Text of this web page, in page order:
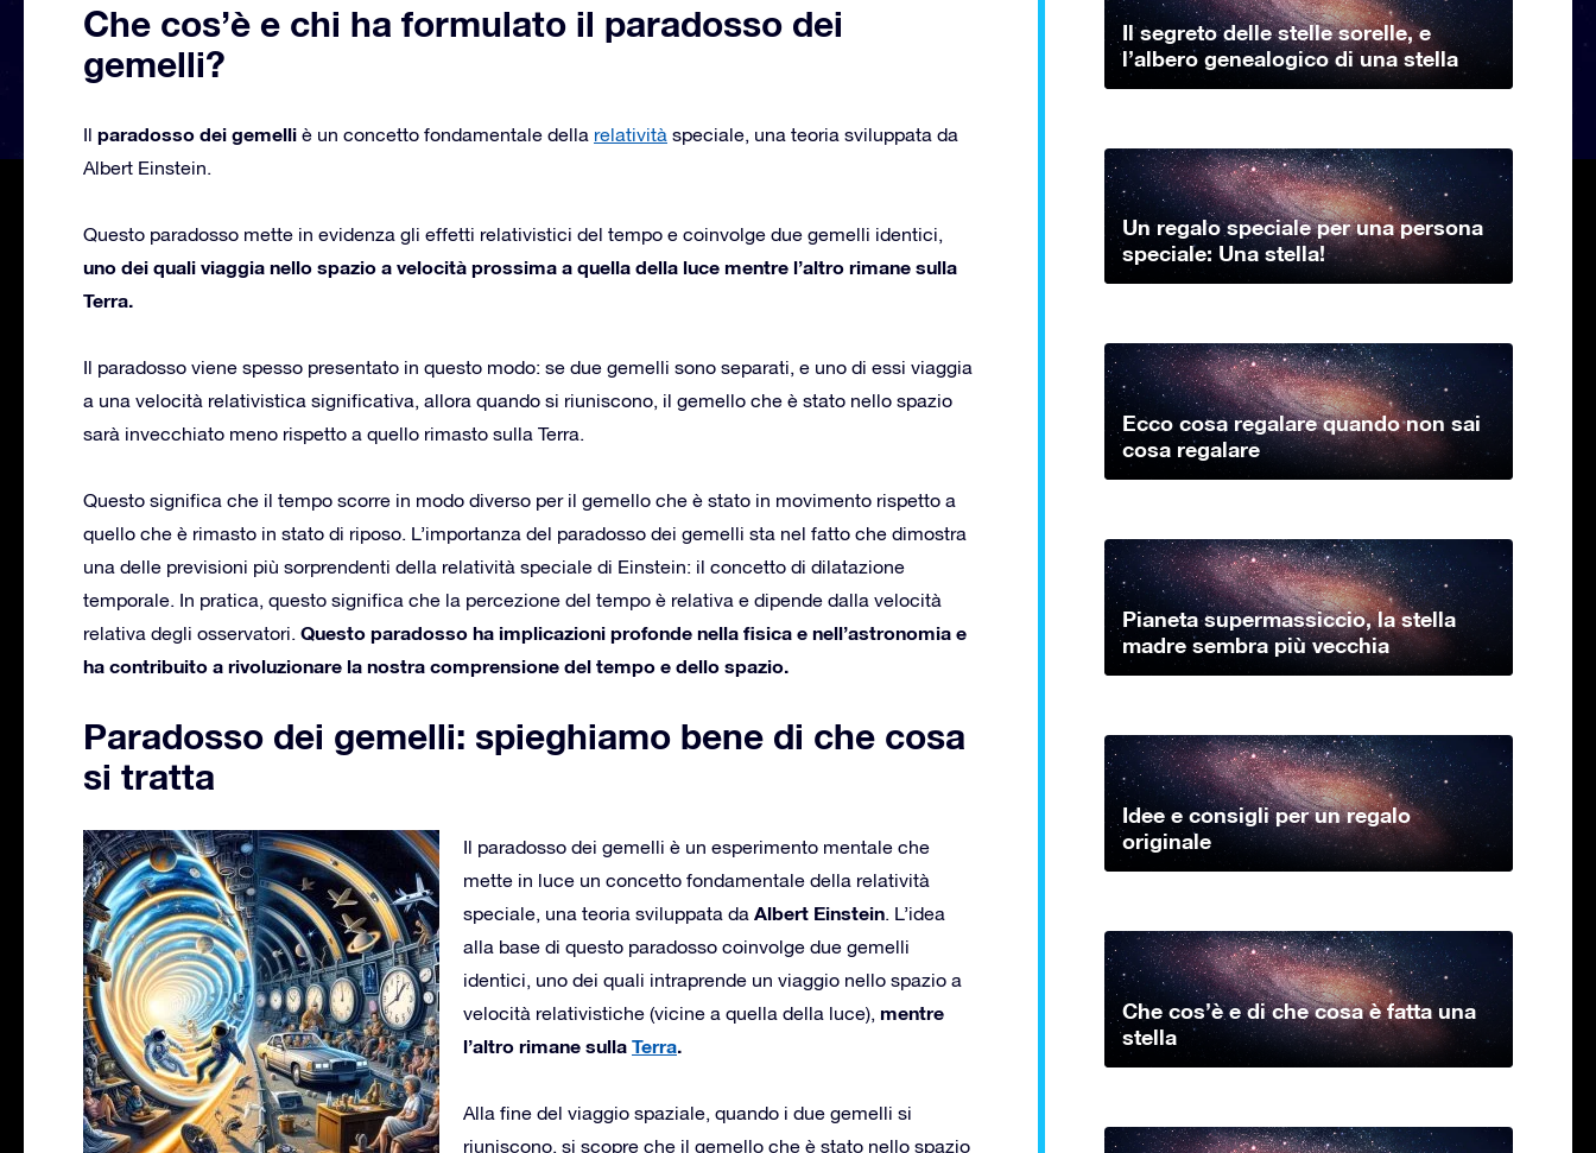
Che cos’è e chi ha formulato il paradosso dei
gemelli?
Il paradosso dei gemelli è un concetto fondamentale della relatività speciale, una teoria sviluppata da
Albert Einstein.
Questo paradosso mette in evidenza gli effetti relativistici del tempo e coinvolge due gemelli identici,
uno dei quali viaggia nello spazio a velocità prossima a quella della luce mentre l’altro rimane sulla
Terra.
Il paradosso viene spesso presentato in questo modo: se due gemelli sono separati, e uno di essi viaggia
a una velocità relativistica significativa, allora quando si riuniscono, il gemello che è stato nello spazio
sarà invecchiato meno rispetto a quello rimasto sulla Terra.
Questo significa che il tempo scorre in modo diverso per il gemello che è stato in movimento rispetto a
quello che è rimasto in stato di riposo. L’importanza del paradosso dei gemelli sta nel fatto che dimostra
una delle previsioni più sorprendenti della relatività speciale di Einstein: il concetto di dilatazione
temporale. In pratica, questo significa che la percezione del tempo è relativa e dipende dalla velocità
relativa degli osservatori. Questo paradosso ha implicazioni profonde nella fisica e nell’astronomia e
ha contribuito a rivoluzionare la nostra comprensione del tempo e dello spazio.
Paradosso dei gemelli: spieghiamo bene di che cosa
si tratta
Il paradosso dei gemelli è un esperimento mentale che
mette in luce un concetto fondamentale della relatività
speciale, una teoria sviluppata da Albert Einstein. L’idea
alla base di questo paradosso coinvolge due gemelli
identici, uno dei quali intraprende un viaggio nello spazio a
velocità relativistiche (vicine a quella della luce), mentre
l’altro rimane sulla Terra.
Alla fine del viaggio spaziale, quando i due gemelli si
riuniscono, si scopre che il gemello che è stato nello spazio
Il segreto delle stelle sorelle, e
l’albero genealogico di una stella
Un regalo speciale per una persona
speciale: Una stella!
Ecco cosa regalare quando non sai
cosa regalare
Pianeta supermassiccio, la stella
madre sembra più vecchia
Idee e consigli per un regalo
originale
Che cos’è e di che cosa è fatta una
stella